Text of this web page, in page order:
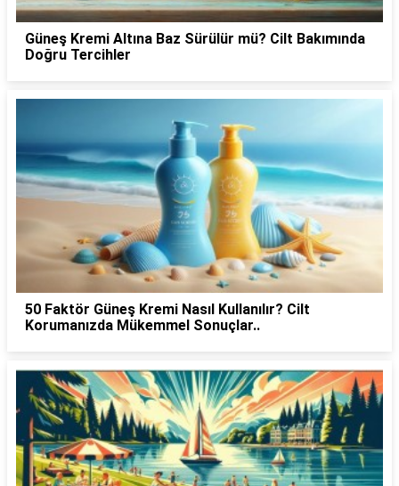
Güneş Kremi Altına Baz Sürülür mü? Cilt Bakımında
Doğru Tercihler
50 Faktör Güneş Kremi Nasıl Kullanılır? Cilt
Korumanızda Mükemmel Sonuçlar..